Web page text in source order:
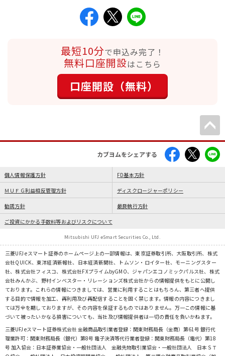
最短10分で申込み完了！
無料口座開設はこちら
口座開設（無料）
カブヨムをシェアする
個人情報保護方針 FD基本方針
ＭＵＦＧ利益相反管理方針 ディスクロージャーポリシー
勧誘方針 最良執行方針
ご投資にかかる手数料等およびリスクについて
Mitsubishi UFJ eSmart Securities Co., Ltd.
三菱UFJ eスマート証券のホームページ上の一部情報は、東京証券取引所、大阪取引所、株式
会社QUICK、東洋経済新報社、日本経済新聞社、トムソン・ロイター社、モーニングスター
社、株式会社フィスコ、株式会社FXプライムbyGMO、ジャパンエコノミックパルス社、株式
会社みんかぶ、野村インベスター・リレーションズ株式会社からの情報提供をもとに公開し
ております。これらの情報につきましては、営業に利用することはもちろん、第三者へ提供
する目的で情報を加工、再利用及び再配信することを固く禁じます。情報の内容につきまし
ては万全を期しておりますが、その内容を保証するものではありません。万一この情報に基
づいて被ったいかなる損害についても、当社及び情報提供者は一切の責任を負いかねます。
三菱UFJ eスマート証券株式会社 金融商品取引業者登録：関東財務局長（金商）第61号 銀行代
理業許可：関東財務局長（銀代）第8号 電子決済等代行業者登録：関東財務局長（電代）第18
号 加入協会：日本証券業協会・一般社団法人 金融先物取引業協会・一般社団法人 日本ＳＴ